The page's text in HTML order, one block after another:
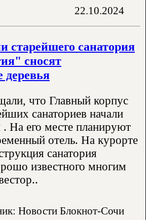
22.10.2024
старейшего санатория
сносят
деревья
что Главный корпус
санаториев начали
. На его месте планируют
отель. На курорте
санатория
известного многим
Новости Блокнот-Сочи